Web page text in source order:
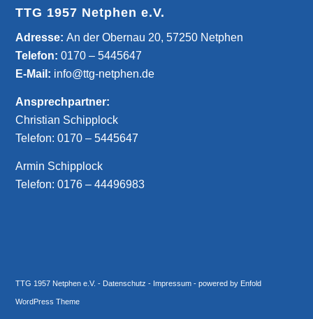
TTG 1957 Netphen e.V.
­Adresse:An der Obernau 20, 57250 Netphen
Telefon:0170 – 5445647
E-Mail: info@ttg-netphen.de
Ansprechpartner:
Christian Schipplock
Telefon:0170 – 5445647
Armin Schipplock
Telefon:0176 – 44496983
TTG 1957 Netphen e.V.- Datenschutz - Impressum -powered by Enfold
WordPress Theme